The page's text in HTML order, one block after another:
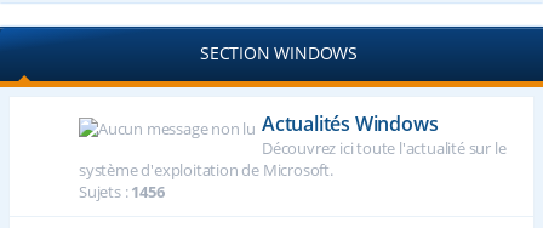
SECTION WINDOWS
Actualités Windows
Découvrez ici toute l'actualité sur le
système d'exploitation de Microsoft.
Sujets :1456